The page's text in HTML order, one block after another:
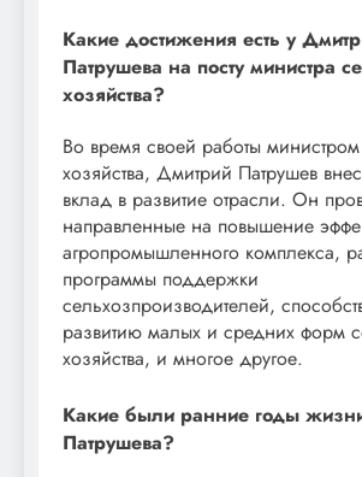
Какие достижения есть у
Патрушева на посту министра
хозяйства?
Во время своей работы
хозяйства, Дмитрий Патрушев
вклад в развитие отрасли. Он
направленные на повышение
агропромышленного комплекса,
программы поддержки
сельхозпроизводителей,
развитию малых и средних форм
хозяйства, и многое другое.
Какие были ранние годы
Патрушева?